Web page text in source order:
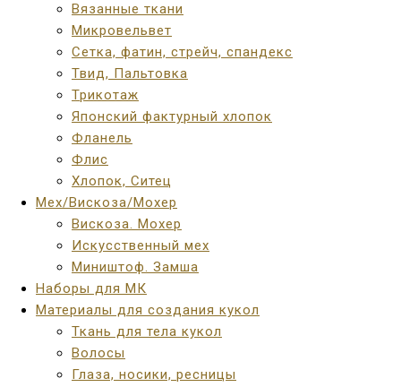
Вязанные ткани
Микровельвет
Сетка, фатин, стрейч, спандекс
Твид, Пальтовка
Трикотаж
Японский фактурный хлопок
Фланель
Флис
Хлопок, Ситец
Мех/Вискоза/Мохер
Вискоза. Мохер
Искусственный мех
Миништоф. Замша
Наборы для МК
Материалы для создания кукол
Ткань для тела кукол
Волосы
Глаза, носики, ресницы